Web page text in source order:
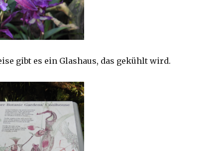
gibt es ein Glashaus, das gekühlt wird.